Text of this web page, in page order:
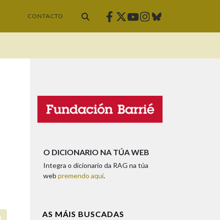
CONTACTO Facebook
Twitter
Youtube
Instagram
Bluesky
O DICIONARIO NA TÚA WEB
Integra o dicionario da RAG na túa
web premendo aquí.
AS MÁIS BUSCADAS